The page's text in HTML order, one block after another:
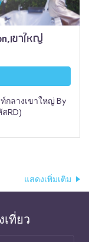
เขาใหญ่
กลางเขาใหญ่ By
RD)
แสดงเพิ่มเติม
ที่ยว